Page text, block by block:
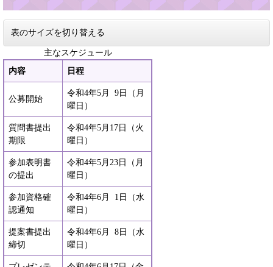
表のサイズを切り替える
主なスケジュール
内容
日程
公募開始
令和4年5月 9日（月
曜日）
質問書提出
期限
令和4年5月17日（火
曜日）
参加表明書
の提出
令和4年5月23日（月
曜日）
参加資格確
認通知
令和4年6月 1日（水
曜日）
提案書提出
締切
令和4年6月 8日（水
曜日）